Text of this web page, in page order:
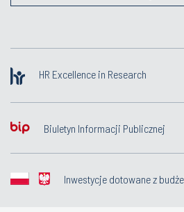
HR Excellence in Research
Biuletyn Informacji Publicznej
Inwestycje dotowane z